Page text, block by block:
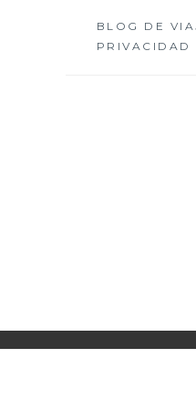
BLOG DE
PRIVACIDAD